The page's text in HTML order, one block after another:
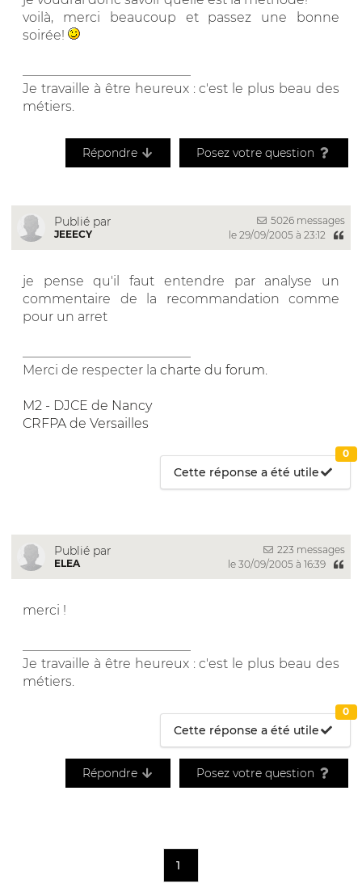
voilà, merci beaucoup et passez une bonne
soirée!
Je travaille à être heureux : c'est le plus beau des
métiers.
Répondre Posez votre question
Publié par
JEEECY
5026 messages
le 29/09/2005 à 23:12
je pense qu'il faut entendre par analyse un
commentaire de la recommandation comme
pour un arret
Merci de respecter la charte du forum
M2 - DJCE de Nancy
CRFPA de Versailles
Cette réponse a été utile
0
Publié par
ELEA
223 messages
le 30/09/2005 à 16:39
merci !
Je travaille à être heureux : c'est le plus beau des
métiers.
Cette réponse a été utile
0
Répondre Posez votre question
1